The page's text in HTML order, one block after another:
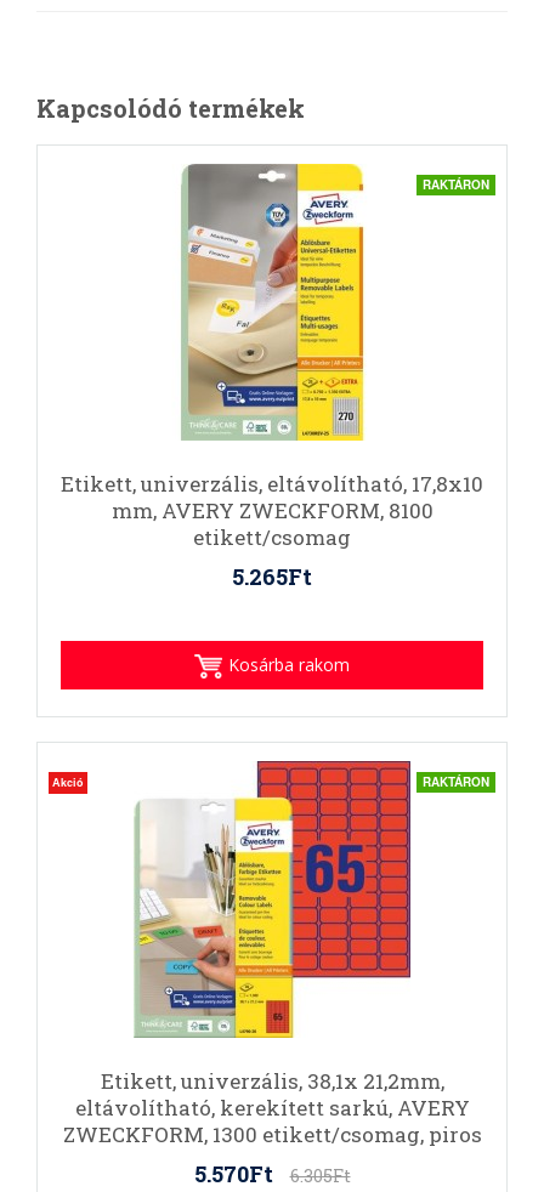
Kapcsolódó termékek
RAKTÁRON
Etikett, univerzális, eltávolítható, 17,8x10
mm, AVERY ZWECKFORM, 8100
etikett/csomag
5.265Ft
Kosárba rakom
Akció RAKTÁRON
Etikett, univerzális, 38,1x 21,2mm,
eltávolítható, kerekített sarkú, AVERY
ZWECKFORM, 1300 etikett/csomag, piros
5.570Ft 6.305Ft